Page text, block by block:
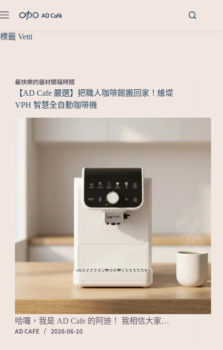
標籤 Vetti
最快樂的器材開箱時間
【AD Cafe 嚴選】把職人咖啡館搬回家！維堤
VPH 智慧全自動咖啡機
哈囉，我是 AD Cafe 的阿迪！ 我相信大家…
AD CAFE
2026-06-10